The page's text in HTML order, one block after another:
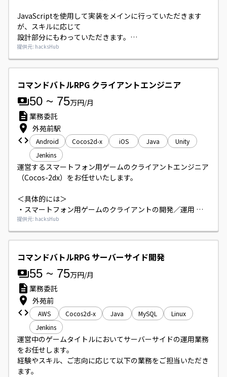
JavaScriptを使用して実装をメインに行っていただきます
が、スキルに応じて
設計部分にもわっていただきます。
内部設計;プログラミング;単体テスト;結合テスト
提供元: hacksHub
コマンドバトルRPG クライアントエンジニア
50 ~ 75万円/月
業務委託
外苑前駅
Android Cocos2d-x iOS Java
Unity
Jenkins
運営するスマートフォン用ゲームのクライアントエンジニア
（Cocos-2dx）をお任せいたします。
＜具体的には＞
・スマートフォン用ゲームのクライアントの開発／運用
・技術的観点からの企画の実現性、工数、改善などの提案
提供元: hacksHub
コマンドバトルRPG サーバーサイド開発
55 ~ 75万円/月
業務委託
外苑前
AWS Cocos2d-x Java MySQL
Linux
Jenkins
運営中のゲームタイトルにおいてサーバーサイドの運用業務
をお任せします。
経験やスキル、ご志向に応じて以下の業務をご担当いただき
ます。